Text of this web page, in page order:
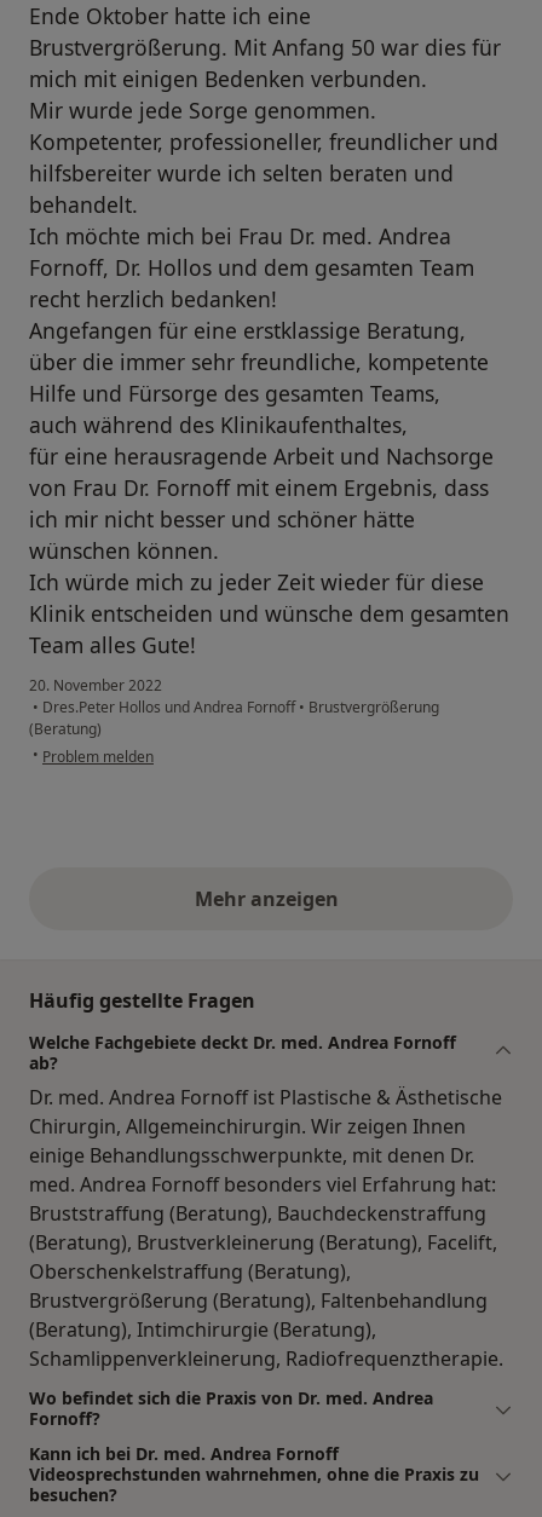
Ende Oktober hatte ich eine
Brustvergrößerung. Mit Anfang 50 war dies für
mich mit einigen Bedenken verbunden.
Mir wurde jede Sorge genommen.
Kompetenter, professioneller, freundlicher und
hilfsbereiter wurde ich selten beraten und
behandelt.
Ich möchte mich bei Frau Dr. med. Andrea
Fornoff, Dr. Hollos und dem gesamten Team
recht herzlich bedanken!
Angefangen für eine erstklassige Beratung,
über die immer sehr freundliche, kompetente
Hilfe und Fürsorge des gesamten Teams,
auch während des Klinikaufenthaltes,
für eine herausragende Arbeit und Nachsorge
von Frau Dr. Fornoff mit einem Ergebnis, dass
ich mir nicht besser und schöner hätte
wünschen können.
Ich würde mich zu jeder Zeit wieder für diese
Klinik entscheiden und wünsche dem gesamten
Team alles Gute!
20. November 2022
• Dres.Peter Hollos und Andrea Fornoff• Brustvergrößerung
(Beratung)
• Problem melden
Mehr anzeigenobige Stellungnahmen
Häufig gestellte Fragen
Welche Fachgebiete deckt Dr. med. Andrea Fornoff
ab?
Dr. med. Andrea Fornoff ist Plastische & Ästhetische
Chirurgin, Allgemeinchirurgin. Wir zeigen Ihnen
einige Behandlungsschwerpunkte, mit denen Dr.
med. Andrea Fornoff besonders viel Erfahrung hat:
Bruststraffung (Beratung), Bauchdeckenstraffung
(Beratung), Brustverkleinerung (Beratung), Facelift,
Oberschenkelstraffung (Beratung),
Brustvergrößerung (Beratung), Faltenbehandlung
(Beratung), Intimchirurgie (Beratung),
Schamlippenverkleinerung, Radiofrequenztherapie.
Wo befindet sich die Praxis von Dr. med. Andrea
Fornoff?
Kann ich bei Dr. med. Andrea Fornoff
Videosprechstunden wahrnehmen, ohne die Praxis zu
besuchen?